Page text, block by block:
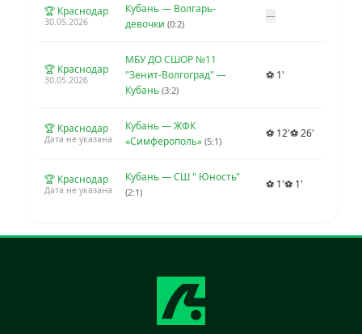
🏆 Краснодар
30.05.2026
Кубань — Волгарь-
девочки (0:2)
—
🏆 Краснодар
30.05.2026
МБУ ДО СШОР №11
"Зенит-Волгоград" —
Кубань (3:2)
⚽ 1'
🏆 Краснодар
Дата не указана
Кубань — ЖФК
«Симферополь» (5:1)
⚽ 12'⚽ 26'
🏆 Краснодар
Дата не указана
Кубань — СШ " Юность"
(2:1)
⚽ 1'⚽ 1'